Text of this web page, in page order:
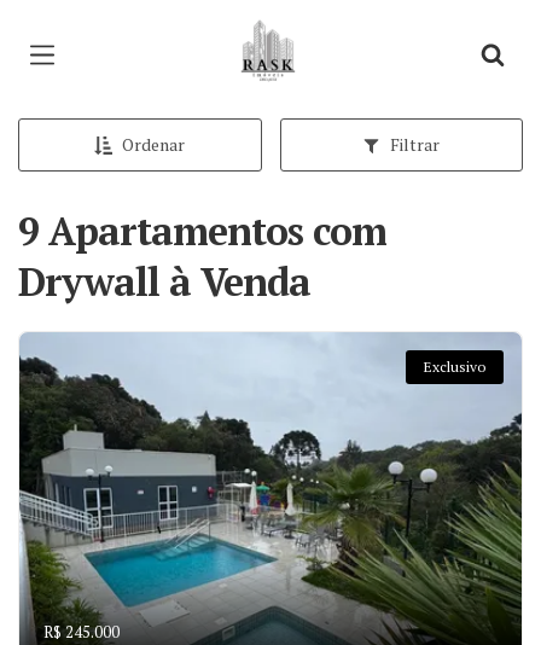
Página inicial
Ordenar Filtrar
9 Apartamentos com
Drywall à Venda
Exclusivo
R$ 245.000